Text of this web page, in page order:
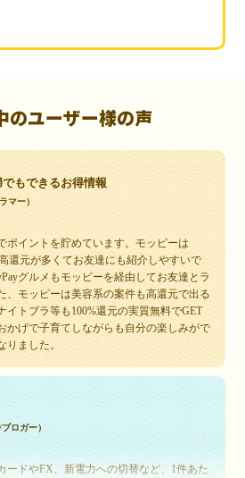
のユーザー様の声
でもできるお得情報
マー）
ポイントを貯めています。モッピーは
還元が多くてお友達にも紹介しやすいで
グルメもモッピーを経由してお友達とラ
、モッピーは美容系の案件も高還元で出る
イトブラ等も100%還元の実質無料でGET
かげで子育てしながらも自分の楽しみがで
りました。
ロガー）
ードやFX、新電力への切替など、1件あた